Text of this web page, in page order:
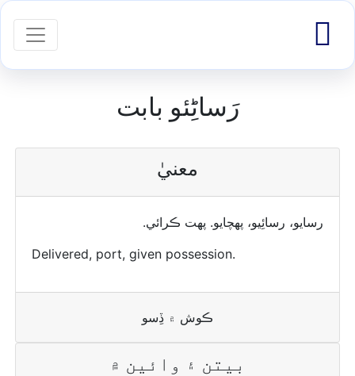

رَساڻِئو بابت
معنيٰ
رسايو، رسائِيو، پھچايو. پھت ڪرائي.
Delivered, port, given possession.
ڪوش ۾ ڏِسو
بيتن ۽ وائين ۾